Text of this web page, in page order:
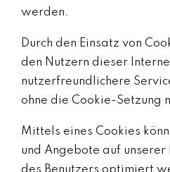
werden.
Durch den Einsatz von
den Nutzern dieser
nutzerfreundlichere
ohne die Cookie-Setzung
Mittels eines Cookies
und Angebote auf unserer
des Benutzers optimiert